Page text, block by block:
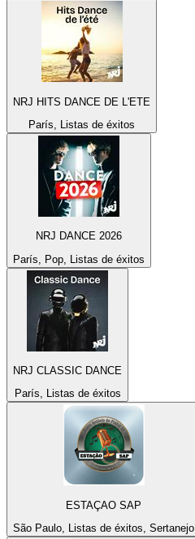
NRJ HITS DANCE DE L'ETE
París, Listas de éxitos
NRJ DANCE 2026
París, Pop, Listas de éxitos
NRJ CLASSIC DANCE
París, Listas de éxitos
ESTAÇAO SAP
São Paulo, Listas de éxitos, Sertanejo